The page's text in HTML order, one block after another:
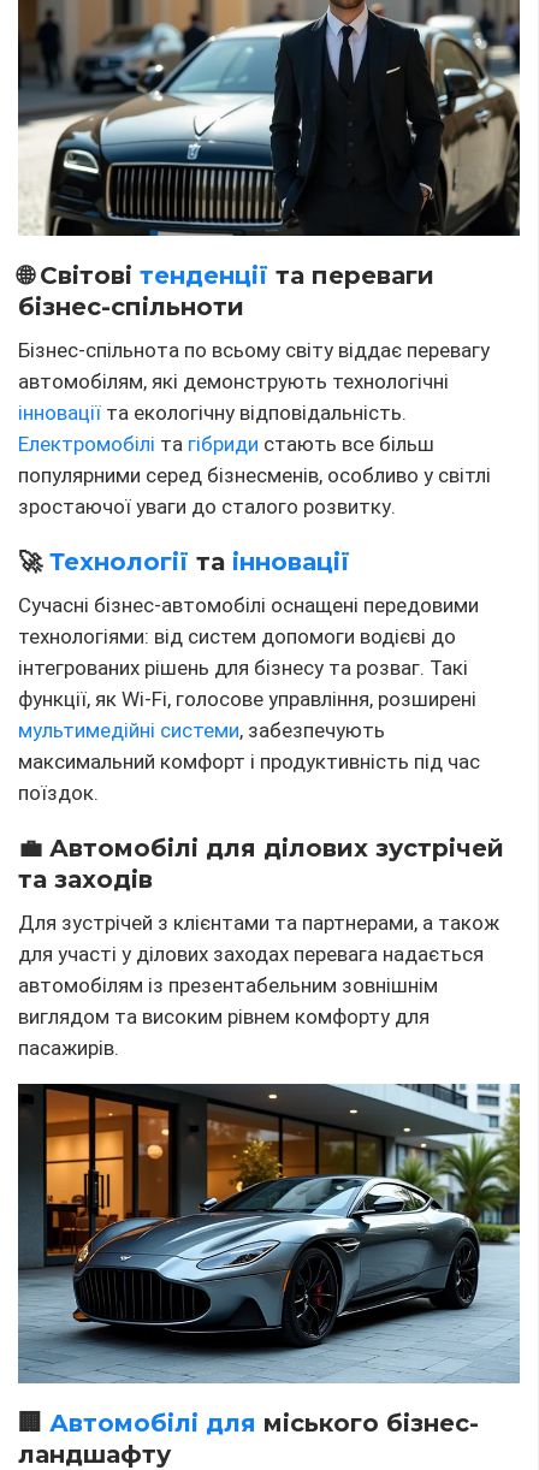
🌐 Світові тенденції та переваги
бізнес-спільноти
Бізнес-спільнота по всьому світу віддає перевагу
автомобілям, які демонструють технологічні
інновації та екологічну відповідальність.
Електромобілі та гібриди стають все більш
популярними серед бізнесменів, особливо у світлі
зростаючої уваги до сталого розвитку.
🚀 Технології та інновації
Сучасні бізнес-автомобілі оснащені передовими
технологіями: від систем допомоги водієві до
інтегрованих рішень для бізнесу та розваг. Такі
функції, як Wi-Fi, голосове управління, розширені
мультимедійні системи, забезпечують
максимальний комфорт і продуктивність під час
поїздок.
💼 Автомобілі для ділових зустрічей
та заходів
Для зустрічей з клієнтами та партнерами, а також
для участі у ділових заходах перевага надається
автомобілям із презентабельним зовнішнім
виглядом та високим рівнем комфорту для
пасажирів.
🏢 Автомобілі для міського бізнес-
ландшафту